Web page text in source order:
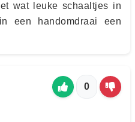
wat leuke schaaltjes in
een handomdraai een
0